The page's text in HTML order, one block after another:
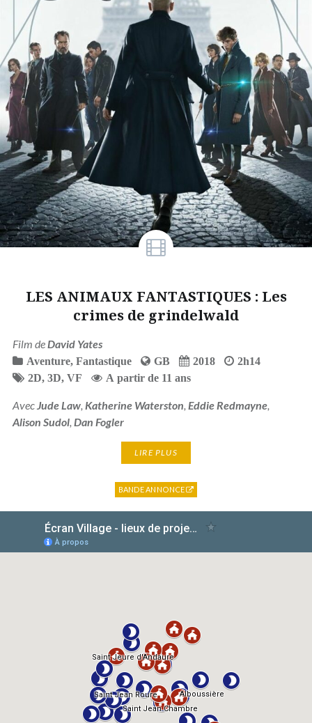
LES ANIMAUX FANTASTIQUES : Les
crimes de grindelwald
Film de David Yates
Aventure, Fantastique GB 2018
2h14
2D, 3D, VF A partir de 11 ans
Avec Jude Law, Katherine Waterston Eddie Redmayne,
Alison Sudol, Dan Fogler
LIRE PLUS
BANDE ANNONCE